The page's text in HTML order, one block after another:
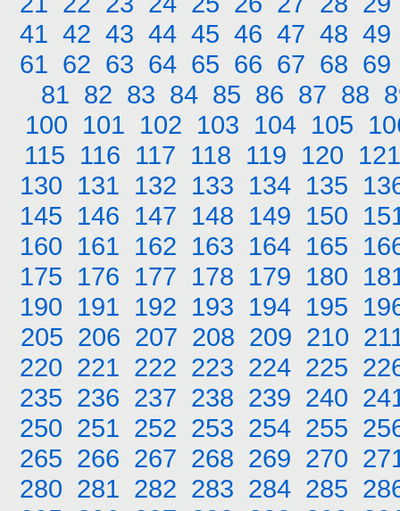
41 42 43 44 45 46 47 48 49
61 62 63 64 65 66 67 68 69
81 82 83 84 85 86 87 88
100 101 102 103 104 105
115 116 117 118 119 120 121
130 131 132 133 134 135
145 146 147 148 149 150
160 161 162 163 164 165
175 176 177 178 179 180
190 191 192 193 194 195
205 206 207 208 209 210
220 221 222 223 224 225
235 236 237 238 239 240
250 251 252 253 254 255
265 266 267 268 269 270
280 281 282 283 284 285